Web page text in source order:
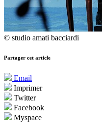
© studio amati bacciardi
Partager cet article
Email
Imprimer
Twitter
Facebook
Myspace